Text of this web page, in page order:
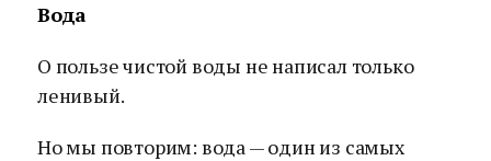
Вода
О пользе чистой воды не написал только
ленивый.
Но мы повторим: вода — один из самых